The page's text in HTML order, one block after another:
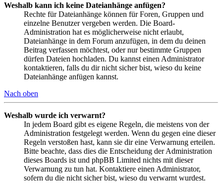
Weshalb kann ich keine Dateianhänge anfügen?
Rechte für Dateianhänge können für Foren, Gruppen und
einzelne Benutzer vergeben werden. Die Board-
Administration hat es möglicherweise nicht erlaubt,
Dateianhänge in dem Forum anzufügen, in dem du deinen
Beitrag verfassen möchtest, oder nur bestimmte Gruppen
dürfen Dateien hochladen. Du kannst einen Administrator
kontaktieren, falls du dir nicht sicher bist, wieso du keine
Dateianhänge anfügen kannst.
Nach oben
Weshalb wurde ich verwarnt?
In jedem Board gibt es eigene Regeln, die meistens von der
Administration festgelegt werden. Wenn du gegen eine dieser
Regeln verstoßen hast, kann sie dir eine Verwarnung erteilen.
Bitte beachte, dass dies die Entscheidung der Administration
dieses Boards ist und phpBB Limited nichts mit dieser
Verwarnung zu tun hat. Kontaktiere einen Administrator,
sofern du die nicht sicher bist, wieso du verwarnt wurdest.